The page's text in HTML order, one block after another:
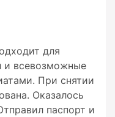
для
и всевозможные
При снятии
Оказалось
паспорт и